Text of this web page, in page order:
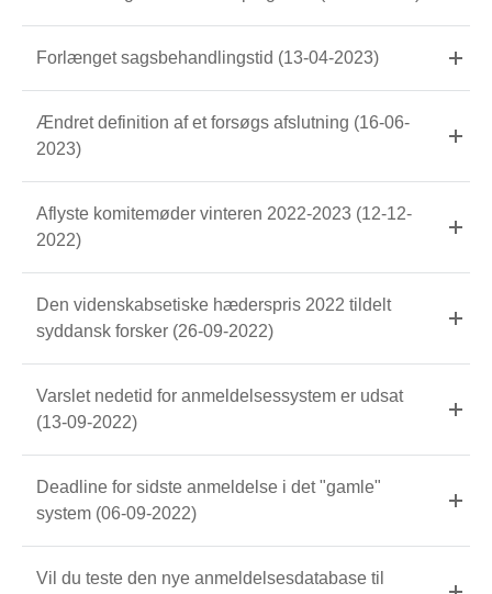
Forlænget sagsbehandlingstid (13-04-2023)
Ændret definition af et forsøgs afslutning (16-06-
2023)
Aflyste komitemøder vinteren 2022-2023 (12-12-
2022)
Den videnskabsetiske hæderspris 2022 tildelt
syddansk forsker (26-09-2022)
Varslet nedetid for anmeldelsessystem er udsat
(13-09-2022)
Deadline for sidste anmeldelse i det "gamle"
system (06-09-2022)
Vil du teste den nye anmeldelsesdatabase til